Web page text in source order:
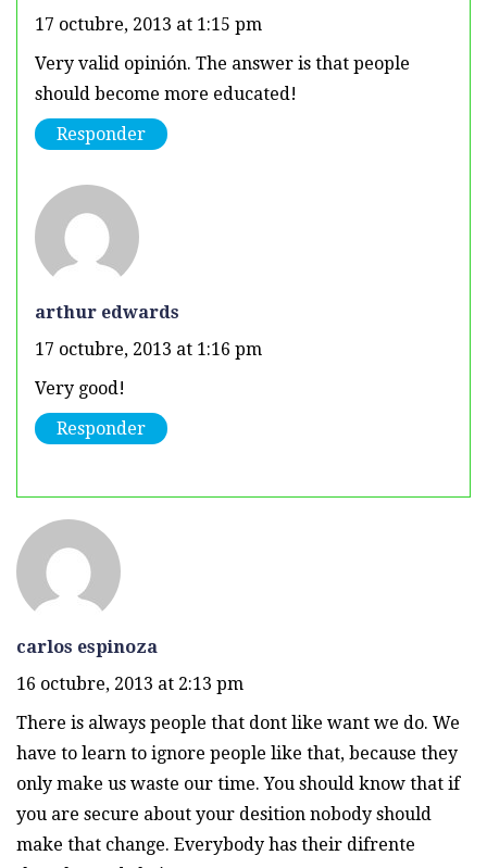
17 octubre, 2013 at 1:15 pm
Very valid opinión. The answer is that people
should become more educated!
Responder
arthur edwards
17 octubre, 2013 at 1:16 pm
Very good!
Responder
carlos espinoza
16 octubre, 2013 at 2:13 pm
There is always people that dont like want we do. We
have to learn to ignore people like that, because they
only make us waste our time. You should know that if
you are secure about your desition nobody should
make that change. Everybody has their difrente